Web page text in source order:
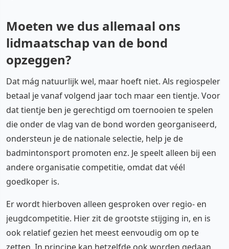
Moeten we dus allemaal ons
lidmaatschap van de bond
opzeggen?
Dat mág natuurlijk wel, maar hoeft niet. Als regiospeler
betaal je vanaf volgend jaar toch maar een tientje. Voor
dat tientje ben je gerechtigd om toernooien te spelen
die onder de vlag van de bond worden georganiseerd,
ondersteun je de nationale selectie, help je de
badmintonsport promoten enz. Je speelt alleen bij een
andere organisatie competitie, omdat dat véél
goedkoper is.
Er wordt hierboven alleen gesproken over regio- en
jeugdcompetitie. Hier zit de grootste stijging in, en is
ook relatief gezien het meest eenvoudig om op te